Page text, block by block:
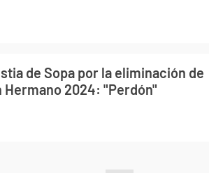
de Sopa por la eliminación de
Hermano 2024: "Perdón"